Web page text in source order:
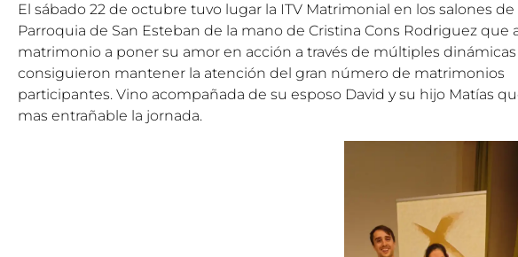
El sábado 22 de octubre tuvo lugar la ITV Matrimonial en los salones de
Parroquia de San Esteban de la mano de Cristina Cons Rodriguez que
matrimonio a poner su amor en acción a través de múltiples
consiguieron mantener la atención del gran número de matrimonios
participantes. Vino acompañada de su esposo David y su hijo Matías
mas entrañable la jornada.